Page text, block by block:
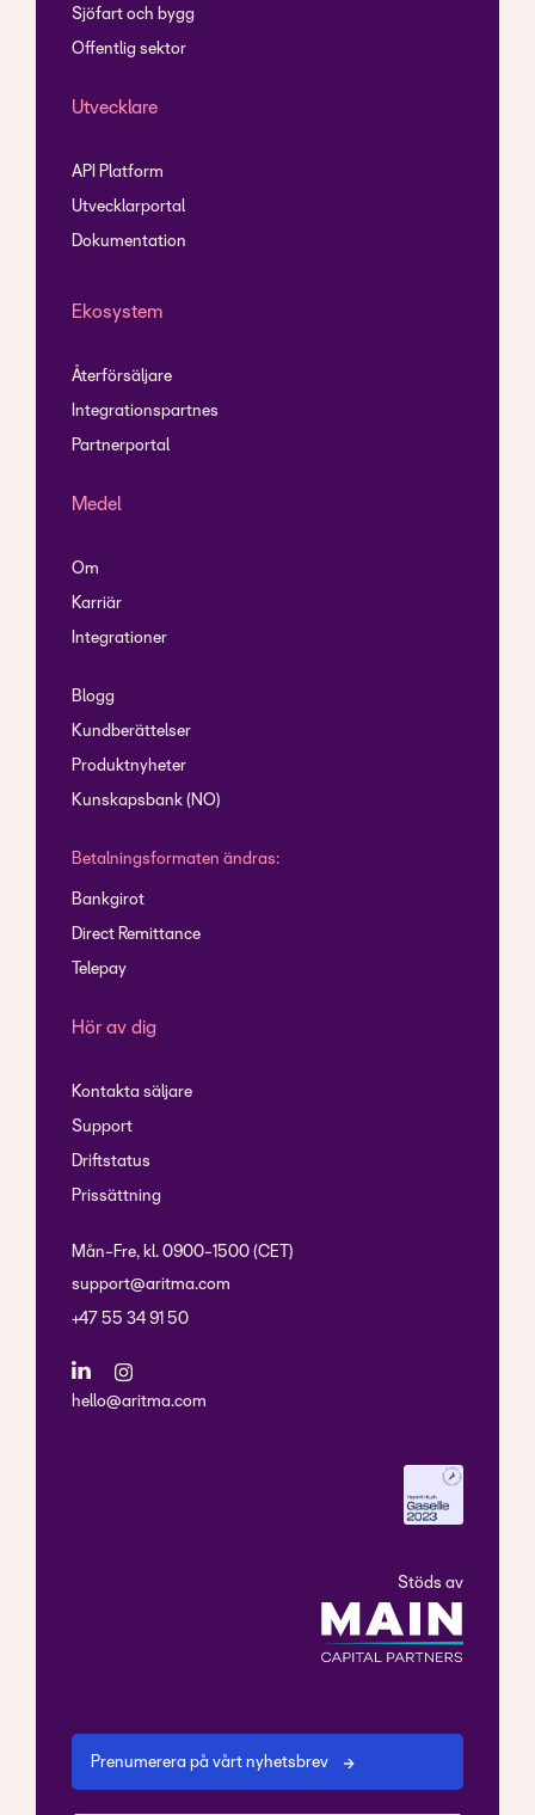
Sjöfart och bygg
Offentlig sektor
Utvecklare
API Platform
Utvecklarportal
Dokumentation
Ekosystem
Återförsäljare
Integrationspartnes
Partnerportal
Medel
Om
Karriär
Integrationer
Blogg
Kundberättelser
Produktnyheter
Kunskapsbank (NO)
Betalningsformaten ändras:
Bankgirot
Direct Remittance
Telepay
Hör av dig
Kontakta säljare
Support
Driftstatus
Prissättning
Mån-Fre, kl. 0900-1500 (CET)
support@aritma.com
+47 55 34 91 50
hello@aritma.com
Stöds av
Prenumerera på vårt nyhetsbrev